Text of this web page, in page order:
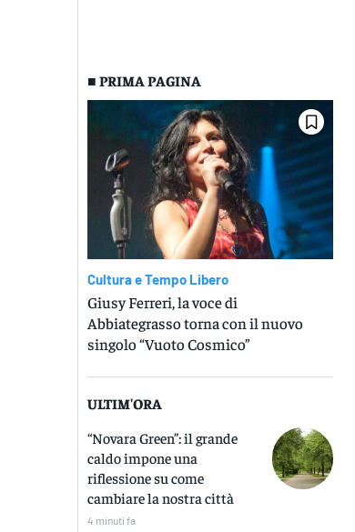
■ PRIMA PAGINA
Cultura e Tempo Libero
Giusy Ferreri, la voce di
Abbiategrasso torna con il nuovo
singolo “Vuoto Cosmico”
ULTIM'ORA
“Novara Green”: il grande
caldo impone una
riflessione su come
cambiare la nostra città
4 minuti fa